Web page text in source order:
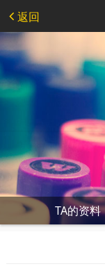
返回
TA的资料